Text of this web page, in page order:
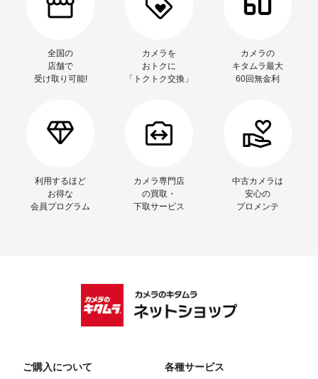
全国の
店舗で
受け取り可能!
カメラを
おトクに
「トクトク交換」
カメラの
キタムラ最大
60回無金利
利用するほど
お得な
会員プログラム
カメラ専門店
の買取・
下取サービス
中古カメラは
安心の
プロメンテ
ご購入について 各種サービス